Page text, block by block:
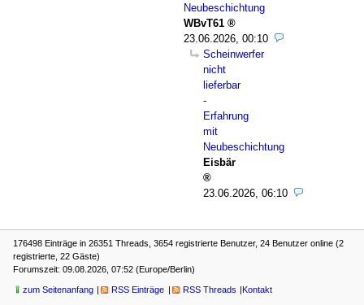
Neubeschichtung
WBvT61
23.06.2026, 00:10
Scheinwerfer
nicht
lieferbar
-
Erfahrung
mit
Neubeschichtung
Eisbär
23.06.2026, 06:10
176498 Einträge in 26351 Threads, 3654 registrierte Benutzer, 24 Benutzer online (2
registrierte, 22 Gäste)
Forumszeit: 09.08.2026, 07:52 (Europe/Berlin)
zum Seitenanfang RSS Einträge RSS Threads Kontakt